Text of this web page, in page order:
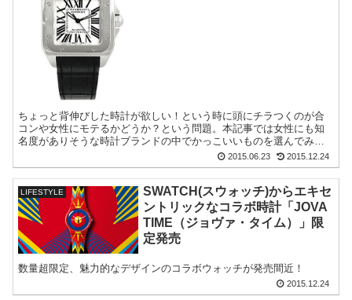
ちょっと背伸びした時計が欲しい！という時に頭にチラつくのが合
コンや女性にモテるかどうか？という問題。本記事では女性にも知
名度がありそうな時計ブランドの中でかっこいいものを選んでみま
2015.06.23 2015.12.24
LIFESTYLE
SWATCH(スウォッチ)からエキセ
ントリックなコラボ時計「JOVA
TIME（ジョヴァ・タイム）」限
定発売
数量超限定、魅力的なデザインのコラボウォッチが発売間近！
2015.12.24